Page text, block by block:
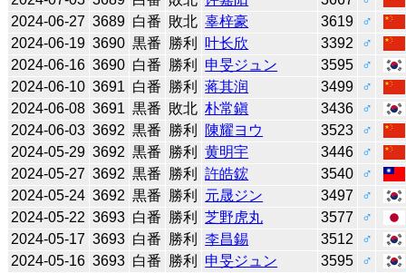
2024-06-27 3689 白番 敗北 辜梓豪 3619
♂
2024-06-19 3690 黒番 勝利 叶长欣 3392
♂
2024-06-16 3690 白番 勝利 申旻ジュン 3595
♂
2024-06-10 3691 白番 勝利 蒋其润 3499
♂
2024-06-08 3691 黒番 敗北 朴常鎭 3436
♂
2024-06-03 3692 黒番 勝利 陳耀ヨウ 3523
♂
2024-05-29 3692 黒番 勝利 黄明宇 3446
♂
2024-05-27 3692 黒番 勝利 許皓鋐 3540
♂
2024-05-24 3692 黒番 勝利 元晟ジン 3497
♂
2024-05-22 3693 白番 勝利 芝野虎丸 3577
♂
2024-05-17 3693 白番 勝利 李昌錫 3512
♂
2024-05-16 3693 白番 勝利 申旻ジュン 3595
♂